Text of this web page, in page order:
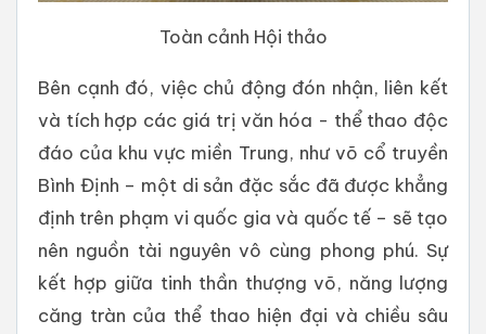
Toàn cảnh Hội thảo
Bên cạnh đó, việc chủ động đón nhận, liên kết
và tích hợp các giá trị văn hóa - thể thao độc
đáo của khu vực miền Trung, như võ cổ truyền
Bình Định – một di sản đặc sắc đã được khẳng
định trên phạm vi quốc gia và quốc tế – sẽ tạo
nên nguồn tài nguyên vô cùng phong phú. Sự
kết hợp giữa tinh thần thượng võ, năng lượng
căng tràn của thể thao hiện đại và chiều sâu